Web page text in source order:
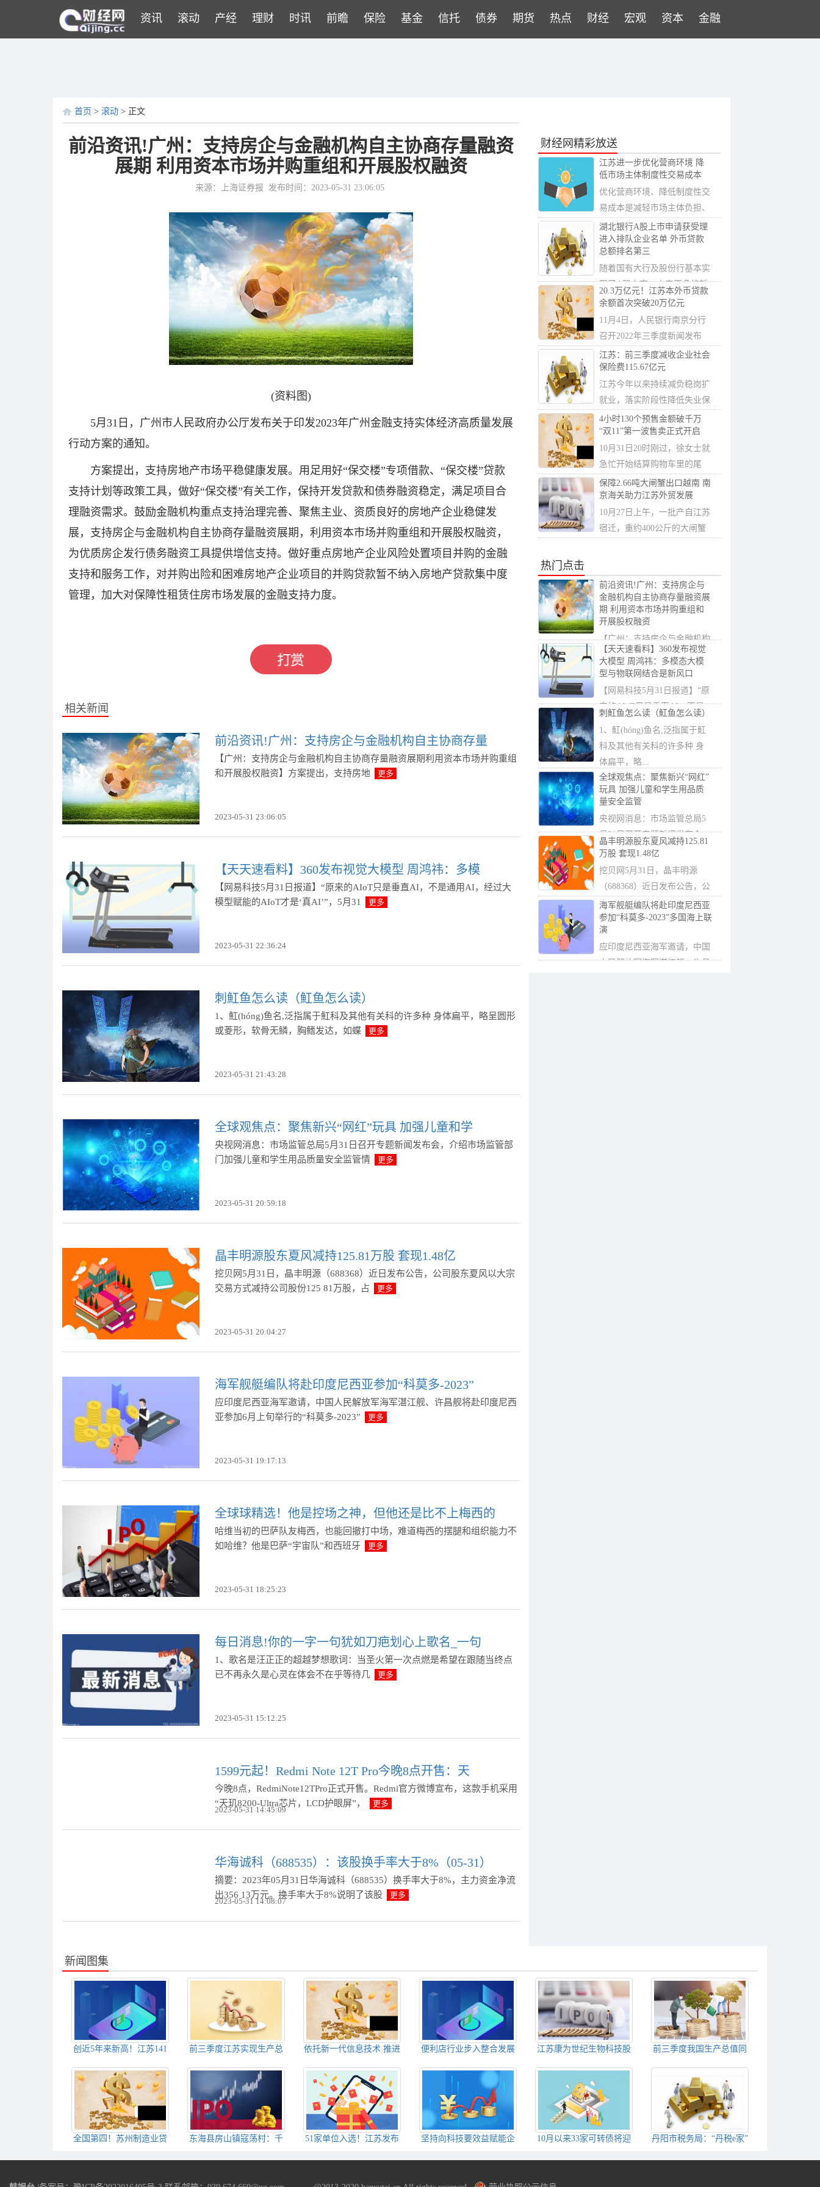
资讯 滚动 产经 理财 时讯 前瞻 保险 基金 信托 债券 期货 热点 财经 宏观 资本 金融
首页 > 滚动 > 正文
前沿资讯!广州：支持房企与金融机构自主协商存量融资
展期 利用资本市场并购重组和开展股权融资
来源：上海证券报 发布时间：2023-05-31 23:06:05
(资料图)
5月31日，广州市人民政府办公厅发布关于印发2023年广州金融支持实体经济高质量发展
行动方案的通知。
方案提出，支持房地产市场平稳健康发展。用足用好“保交楼”专项借款、“保交楼”贷款
支持计划等政策工具，做好“保交楼”有关工作，保持开发贷款和债券融资稳定，满足项目合
理融资需求。鼓励金融机构重点支持治理完善、聚焦主业、资质良好的房地产企业稳健发
展，支持房企与金融机构自主协商存量融资展期，利用资本市场并购重组和开展股权融资，
为优质房企发行债务融资工具提供增信支持。做好重点房地产企业风险处置项目并购的金融
支持和服务工作，对并购出险和困难房地产企业项目的并购贷款暂不纳入房地产贷款集中度
管理，加大对保障性租赁住房市场发展的金融支持力度。
相关新闻
前沿资讯!广州：支持房企与金融机构自主协商存量
【广州：支持房企与金融机构自主协商存量融资展期利用资本市场并购重组
和开展股权融资】方案提出，支持房地
更多
2023-05-31 23:06:05
【天天速看料】360发布视觉大模型 周鸿祎：多模
【网易科技5月31日报道】“原来的AIoT只是垂直AI，不是通用AI，经过大
模型赋能的AIoT才是‘真AI’”，5月31
更多
2023-05-31 22:36:24
刺魟鱼怎么读（魟鱼怎么读）
1、魟(hóng)鱼名,泛指属于魟科及其他有关科的许多种 身体扁平，略呈圆形
或菱形，软骨无鳞，胸鳍发达，如蝶
更多
2023-05-31 21:43:28
全球观焦点：聚焦新兴“网红”玩具 加强儿童和学
央视网消息：市场监管总局5月31日召开专题新闻发布会，介绍市场监管部
门加强儿童和学生用品质量安全监管情
更多
2023-05-31 20:59:18
晶丰明源股东夏风减持125.81万股 套现1.48亿
挖贝网5月31日，晶丰明源（688368）近日发布公告，公司股东夏风以大宗
交易方式减持公司股份125 81万股，占
更多
2023-05-31 20:04:27
海军舰艇编队将赴印度尼西亚参加“科莫多-2023”
应印度尼西亚海军邀请，中国人民解放军海军湛江舰、许昌舰将赴印度尼西
亚参加6月上旬举行的“科莫多-2023”
更多
2023-05-31 19:17:13
全球球精选！他是控场之神，但他还是比不上梅西的
哈维当初的巴萨队友梅西，也能回撤打中场，难道梅西的摆腿和组织能力不
如哈维？他是巴萨“宇宙队”和西班牙
更多
2023-05-31 18:25:23
每日消息!你的一字一句犹如刀疤划心上歌名_一句
1、歌名是汪正正的超越梦想歌词：当圣火第一次点燃是希望在跟随当终点
已不再永久是心灵在体会不在乎等待几
更多
2023-05-31 15:12:25
1599元起！Redmi Note 12T Pro今晚8点开售：天
今晚8点，RedmiNote12TPro正式开售。Redmi官方微博宣布，这款手机采用
“天玑8200-Ultra芯片，LCD护眼屏”，
更多
2023-05-31 14:45:09
华海诚科（688535）：该股换手率大于8%（05-31）
摘要：2023年05月31日华海诚科（688535）换手率大于8%，主力资金净流
出356 13万元。换手率大于8%说明了该股
更多
2023-05-31 14:08:07
财经网精彩放送
江苏进一步优化营商环境 降
低市场主体制度性交易成本
优化营商环境、降低制度性交
易成本是减轻市场主体负担、
激发活力的...
湖北银行A股上市申请获受理
进入排队企业名单 外币贷款
总额排名第三
随着国有大行及股份行基本实
现了A股上市，未来更多的新
上市银行也只...
20.3万亿元！江苏本外币贷款
余额首次突破20万亿元
11月4日，人民银行南京分行
召开2022年三季度新闻发布
会，通报了三季...
江苏：前三季度减收企业社会
保险费115.67亿元
江苏今年以来持续减负稳岗扩
就业，落实阶段性降低失业保
险和工伤保...
4小时130个预售金额破千万
“双11”第一波售卖正式开启
10月31日20时刚过，徐女士就
急忙开始结算购物车里的尾
款。她告诉记...
保障2.66吨大闸蟹出口越南 南
京海关助力江苏外贸发展
10月27日上午，一批产自江苏
宿迁，重约400公斤的大闸蟹
热门点击
前沿资讯!广州：支持房企与
金融机构自主协商存量融资展
期 利用资本市场并购重组和
开展股权融资
【广州：支持房企与金融机构
自主协商存量融资展期利用资
本市场并购...
【天天速看料】360发布视觉
大模型 周鸿祎：多模态大模
型与物联网结合是新风口
【网易科技5月31日报道】“原
来的AIoT只是垂直AI，不是
刺魟鱼怎么读（魟鱼怎么读）
1、魟(hóng)鱼名,泛指属于魟
科及其他有关科的许多种 身
体扁平，略...
全球观焦点：聚焦新兴“网红”
玩具 加强儿童和学生用品质
量安全监管
央视网消息：市场监管总局5
月31日召开专题新闻发布会，
介绍市场监管...
晶丰明源股东夏风减持125.81
万股 套现1.48亿
挖贝网5月31日，晶丰明源
（688368）近日发布公告，公
司股东夏风以大...
海军舰艇编队将赴印度尼西亚
参加“科莫多-2023”多国海上联
演
应印度尼西亚海军邀请，中国
人民解放军海军湛江舰、许昌
新闻图集
创近5年来新高！江苏141
高
前三季度江苏实现生产总
2.3%
依托新一代信息技术 推进
流发展
便利店行业步入整合发展
服务能力
江苏康为世纪生物科技股
创板上市市值16.9亿元
前三季度我国生产总值同
全国第四！苏州制造业贷
初增加124.61亿元
东海县房山镇寇荡村：千
香
51家单位入选！江苏发布
化器名单
坚持向科技要效益赋能企
焕发新的生命力
10月以来33家可转债将迎
30%
丹阳市税务局：“丹税e家”